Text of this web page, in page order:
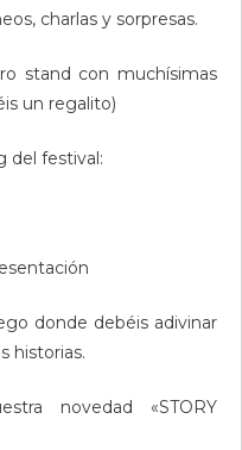
charlas y sorpresas.
stand con muchísimas
un regalito)
del festival:
donde debéis adivinar
historias.
novedad «STORY